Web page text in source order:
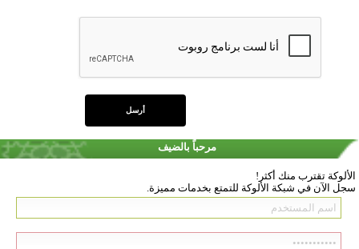
مرحباً بالضيف
الألوكة تقترب منك أكثر!
سجل الآن في شبكة الألوكة للتمتع بخدمات مميزة.